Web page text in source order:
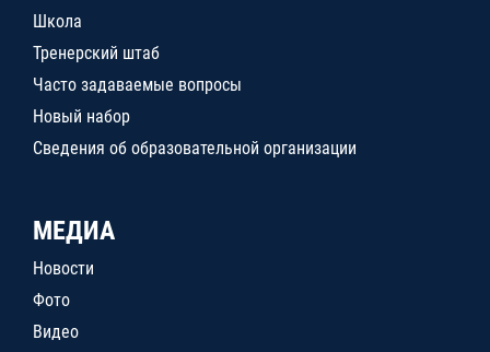
Школа
Тренерский штаб
Часто задаваемые вопросы
Новый набор
Сведения об образовательной организации
МЕДИА
Новости
Фото
Видео